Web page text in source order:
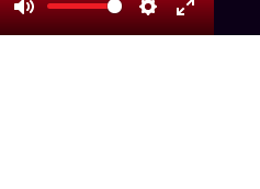
Mute SettingsEnter